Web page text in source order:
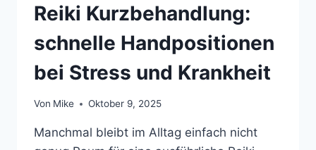
Reiki Kurzbehandlung:
schnelle Handpositionen
bei Stress und Krankheit
Von Mike Oktober 9, 2025
Manchmal bleibt im Alltag einfach nicht